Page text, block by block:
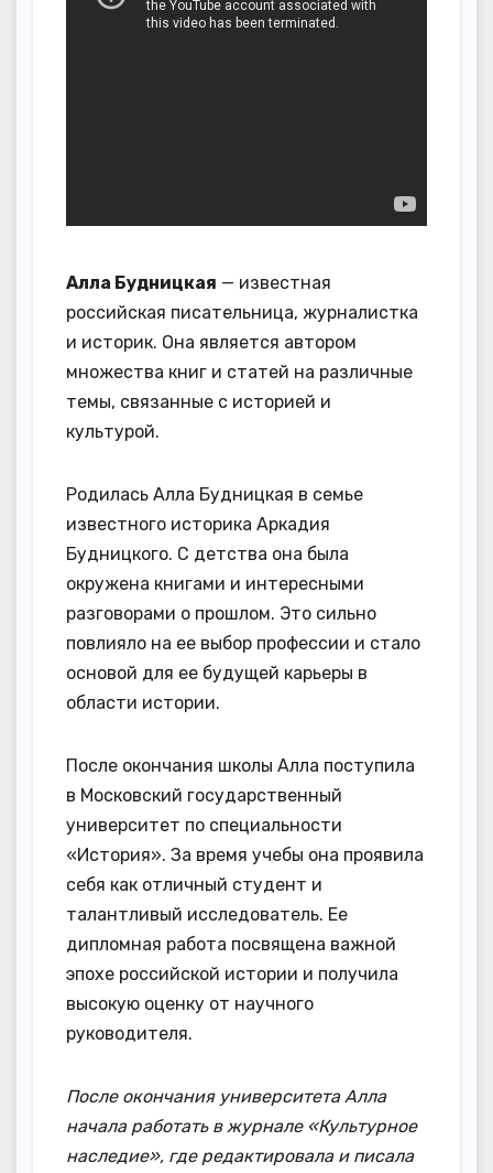
Алла Будницкая — известная
российская писательница, журналистка
и историк. Она является автором
множества книг и статей на различные
темы, связанные с историей и
культурой.
Родилась Алла Будницкая в семье
известного историка Аркадия
Будницкого. С детства она была
окружена книгами и интересными
разговорами о прошлом. Это сильно
повлияло на ее выбор профессии и стало
основой для ее будущей карьеры в
области истории.
После окончания школы Алла поступила
в Московский государственный
университет по специальности
«История». За время учебы она проявила
себя как отличный студент и
талантливый исследователь. Ее
дипломная работа посвящена важной
эпохе российской истории и получила
высокую оценку от научного
руководителя.
После окончания университета Алла
начала работать в журнале «Культурное
наследие», где редактировала и писала